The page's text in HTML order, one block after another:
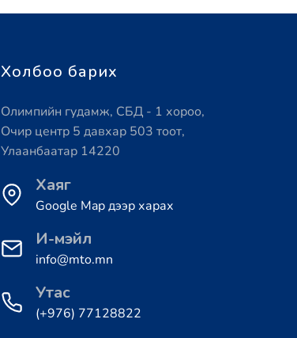
Холбоо барих
Олимпийн гудамж, СБД - 1 хороо,
Очир центр 5 давхар 503 тоот,
Улаанбаатар 14220
Хаяг
Google Map дээр харах
И-мэйл
info@mto.mn
Утас
(+976) 77128822